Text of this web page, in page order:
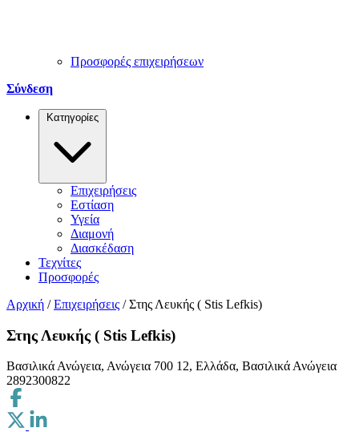
Προσφορές επιχειρήσεων
Σύνδεση
Κατηγορίες
Επιχειρήσεις
Εστίαση
Υγεία
Διαμονή
Διασκέδαση
Τεχνίτες
Προσφορές
Αρχική / Επιχειρήσεις / Στης Λευκής ( Stis Lefkis)
Στης Λευκής ( Stis Lefkis)
Βασιλικά Ανώγεια, Ανώγεια 700 12, Ελλάδα, Βασιλικά Ανώγεια
2892300822